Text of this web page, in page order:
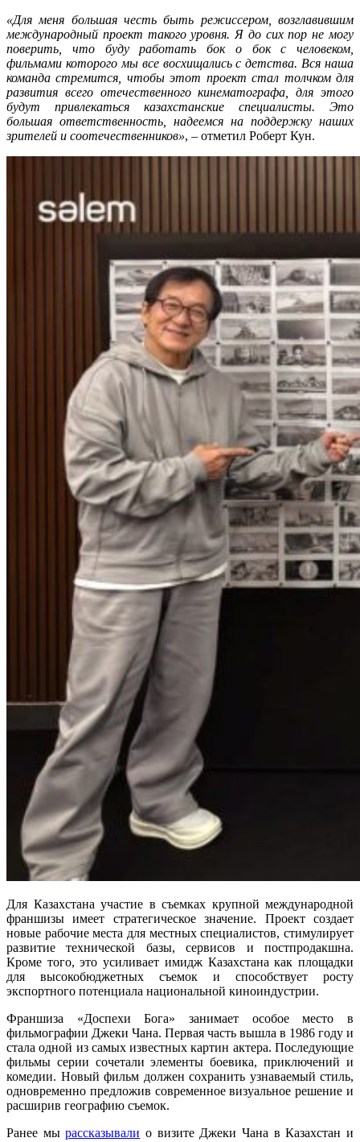
«Для меня большая честь быть режиссером, возглавившим
международный проект такого уровня. Я до сих пор не могу
поверить, что буду работать бок о бок с человеком,
фильмами которого мы все восхищались с детства. Вся наша
команда стремится, чтобы этот проект стал толчком для
развития всего отечественного кинематографа, для этого
будут привлекаться казахстанские специалисты. Это
большая ответственность, надеемся на поддержку наших
зрителей и соотечественников», – отметил Роберт Кун.
Для Казахстана участие в съемках крупной международной
франшизы имеет стратегическое значение. Проект создает
новые рабочие места для местных специалистов, стимулирует
развитие технической базы, сервисов и постпродакшна.
Кроме того, это усиливает имидж Казахстана как площадки
для высокобюджетных съемок и способствует росту
экспортного потенциала национальной киноиндустрии.
Франшиза «Доспехи Бога» занимает особое место в
фильмографии Джеки Чана. Первая часть вышла в 1986 году и
стала одной из самых известных картин актера. Последующие
фильмы серии сочетали элементы боевика, приключений и
комедии. Новый фильм должен сохранить узнаваемый стиль,
одновременно предложив современное визуальное решение и
расширив географию съемок.
Ранее мырассказывали о визите Джеки Чана в Казахстан и